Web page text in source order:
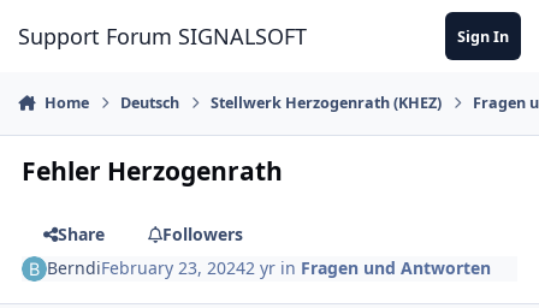
Support Forum SIGNALSOFT Sign In
Home Deutsch Stellwerk Herzogenrath (KHEZ) Fragen
Fehler Herzogenrath
Share
Followers
BerndiFebruary 23, 20242 yr in Fragen und Antworten